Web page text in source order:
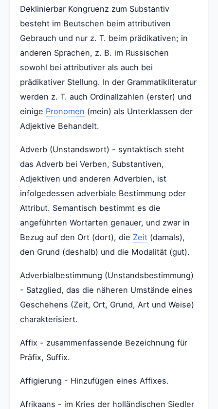
Deklinierbar Kongruenz zum Substantiv
besteht im Beutschen beim attributiven
Gebrauch und nur z. T. beim prädikativen; in
anderen Sprachen, z. B. im Russischen
sowohl bei attributiver als auch bei
prädikativer Stellung. In der Grammatikliteratur
werden z. T. auch Ordinallzahlen (erster) und
einige Pronomen (mein) als Unterklassen der
Adjektive Behandelt.
Adverb (Unstandswort) - syntaktisch steht
das Adverb bei Verben, Substantiven,
Adjektiven und anderen Adverbien, ist
infolgedessen adverbiale Bestimmung oder
Attribut. Semantisch bestimmt es die
angeführten Wortarten genauer, und zwar in
Bezug auf den Ort (dort), die Zeit (damals),
den Grund (deshalb) und die Modalität (gut).
Adverbialbestimmung (Unstandsbestimmung)
- Satzglied, das die näheren Umstände eines
Geschehens (Zeit, Ort, Grund, Art und Weise)
charakterisiert.
Affix - zusammenfassende Bezeichnung für
Präfix, Suffix.
Affigierung - Hinzufügen eines Affixes.
Afrikaans - im Kries der holländischen Siedler